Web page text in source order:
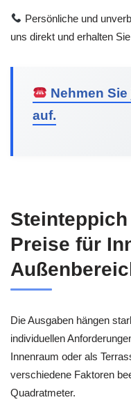
Persönliche und
uns direkt und erhalten
Nehmen
auf.
Steinteppich
Preise für
Die Ausgaben hängen
individuellen
Innenraum oder als
verschiedene Faktoren
Quadratmeter.